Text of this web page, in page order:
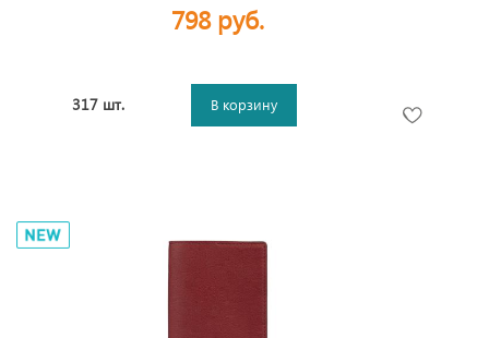
798 руб.
317 шт. В корзину